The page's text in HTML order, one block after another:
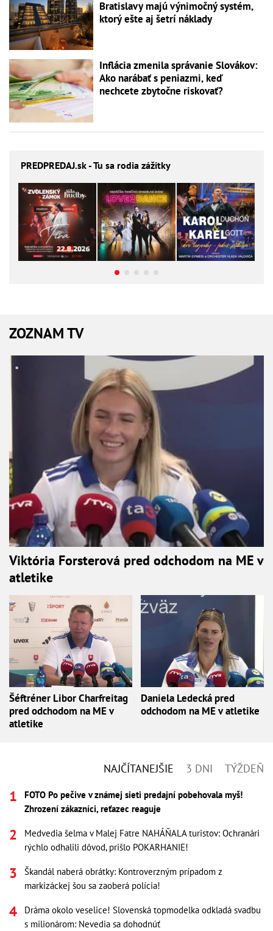
Bratislavy majú výnimočný systém,
ktorý ešte aj šetrí náklady
Inflácia zmenila správanie Slovákov:
Ako narábať s peniazmi, keď
nechcete zbytočne riskovať?
PREDPREDAJ.sk - Tu sa rodia zážitky
ZOZNAM TV
Viktória Forsterová pred odchodom na ME v
atletike
Šéftréner Libor Charfreitag
pred odchodom na ME v
atletike
Daniela Ledecká pred
odchodom na ME v atletike
NAJČÍTANEJŠIE 3 DNI TÝŽDEŇ
FOTO Po pečive v známej sieti predajní pobehovala myš!
Zhrození zákazníci, reťazec reaguje
Medvedia šelma v Malej Fatre NAHÁŇALA turistov: Ochranári
rýchlo odhalili dôvod, prišlo POKARHANIE!
Škandál naberá obrátky: Kontroverzným prípadom z
markizáckej šou sa zaoberá polícia!
Dráma okolo veselice! Slovenská topmodelka odkladá svadbu
s milionárom: Nevedia sa dohodnúť